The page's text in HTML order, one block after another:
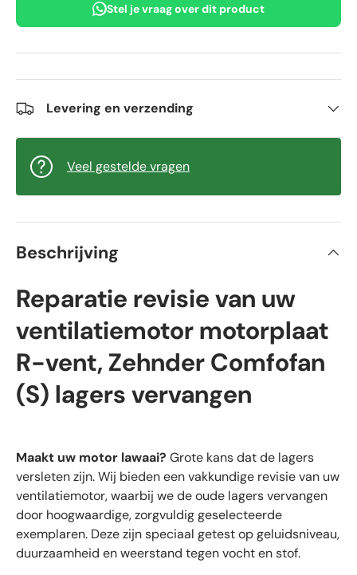
Stel je vraag over dit product
Levering en verzending
Veel gestelde vragen
Beschrijving
Reparatie revisie van uw
ventilatiemotor motorplaat
R-vent, Zehnder Comfofan
(S) lagers vervangen
Maakt uw motor lawaai? Grote kans dat de lagers
versleten zijn. Wij bieden een vakkundige revisie van uw
ventilatiemotor, waarbij we de oude lagers vervangen
door hoogwaardige, zorgvuldig geselecteerde
exemplaren. Deze zijn speciaal getest op geluidsniveau,
duurzaamheid en weerstand tegen vocht en stof.